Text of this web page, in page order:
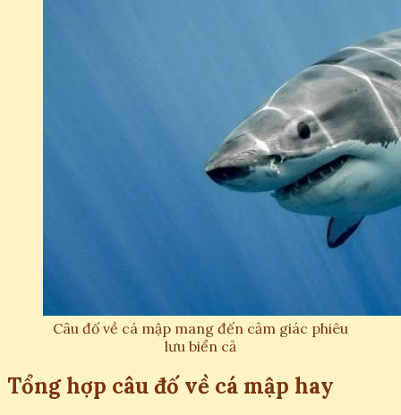
Câu đố về cá mập mang đến cảm giác phiêu
lưu biển cả
Tổng hợp câu đố về cá mập hay